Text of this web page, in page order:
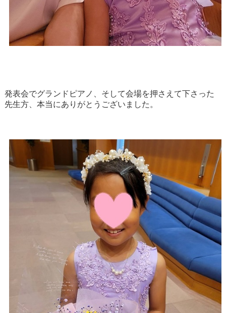
発表会でグランドピアノ、そして会場を押さえて下さった
先生方、本当にありがとうございました。